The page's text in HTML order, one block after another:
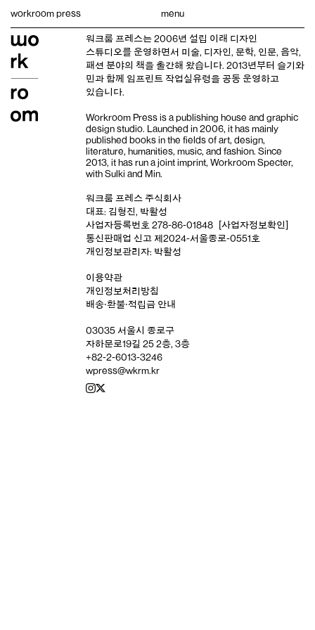
workroom press menu
워크룸 프레스는 2006년 설립 이래 디자인
스튜디오를 운영하면서 미술, 디자인, 문학, 인문, 음악,
패션 분야의 책을 출간해 왔습니다. 2013년부터 슬기와
민과 함께 임프린트 작업실유령을 공동 운영하고
있습니다.
Workroom Press is a publishing house and graphic
design studio. Launched in 2006, it has mainly
published books in the fields of art, design,
literature, humanities, music, and fashion. Since
2013, it has run a joint imprint, Workroom Specter,
with Sulki and Min.
워크룸 프레스 주식회사
대표: 김형진, 박활성
사업자등록번호 278-86-01848
[사업자정보확인]
통신판매업 신고 제2024-서울종로-0551호
개인정보관리자: 박활성
이용약관
개인정보처리방침
배송‧환불‧적립금 안내
03035 서울시 종로구
자하문로19길 25 2층, 3층
+82-2-6013-3246
wpress@wkrm.kr